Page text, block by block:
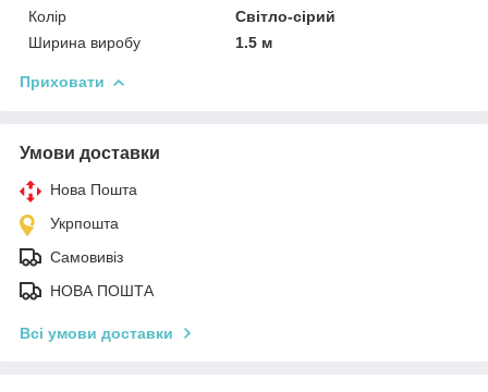
Колір
Світло-сірий
Ширина виробу
1.5 м
Приховати
Умови доставки
Нова Пошта
Укрпошта
Самовивіз
НОВА ПОШТА
Всі умови доставки